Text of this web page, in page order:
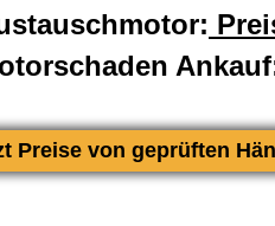
Preise von geprüften